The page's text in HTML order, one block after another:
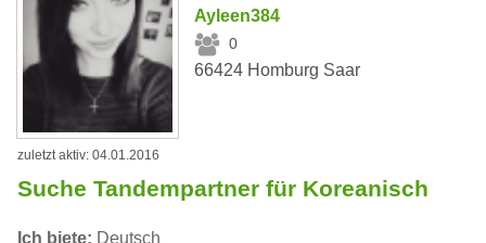
Ayleen384
0
66424 Homburg Saar
zuletzt aktiv: 04.01.2016
Suche Tandempartner für Koreanisch
Ich biete: Deutsch